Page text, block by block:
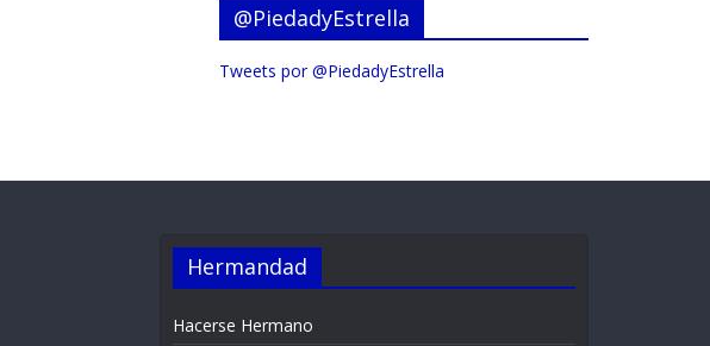
@PiedadyEstrella
Tweets por @PiedadyEstrella
Hermandad
Hacerse Hermano